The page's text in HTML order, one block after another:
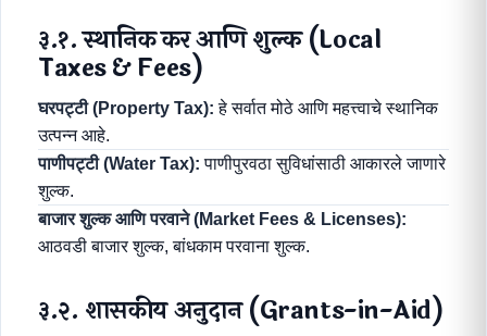
३.१. स्थानिक कर आणि शुल्क (Local
Taxes & Fees)
घरपट्टी (Property Tax): हे सर्वात मोठे आणि महत्त्वाचे स्थानिक
उत्पन्न आहे.
पाणीपट्टी (Water Tax): पाणीपुरवठा सुविधांसाठी आकारले जाणारे
शुल्क.
बाजार शुल्क आणि परवाने (Market Fees & Licenses):
आठवडी बाजार शुल्क, बांधकाम परवाना शुल्क.
३.२. शासकीय अनुदान (Grants-in-Aid)